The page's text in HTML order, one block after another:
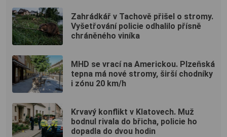
Zahrádkář v Tachově přišel o stromy.
Vyšetřování policie odhalilo přísně
chráněného viníka
MHD se vrací na Americkou. Plzeňská
tepna má nové stromy, širší chodníky
i zónu 20 km/h
Krvavý konflikt v Klatovech. Muž
bodnul rivala do břicha, policie ho
dopadla do dvou hodin